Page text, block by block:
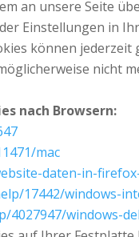
an unsere Seite
Einstellungen in
können
nicht
nach Browsern:
mac
daten-in-
17442/windows-
windows-